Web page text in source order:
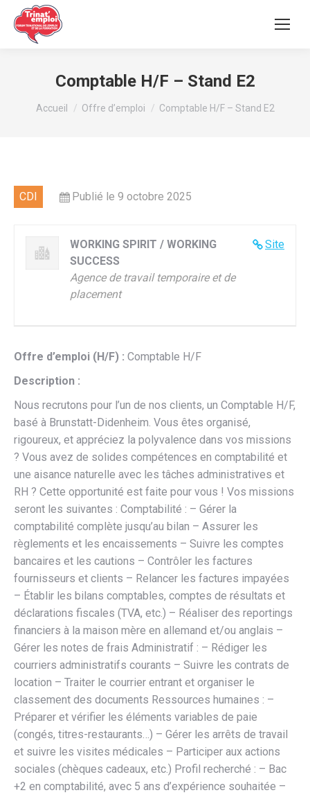
Comptable H/F – Stand E2
Vous êtes ici :
Accueil Offre d’emploi Comptable H/F – Stand E2
CDI Publié le 9 octobre 2025
Site
WORKING SPIRIT / WORKING
SUCCESS
Agence de travail temporaire et de
placement
Offre d’emploi (H/F) : Comptable H/F
Description :
Nous recrutons pour l’un de nos clients, un Comptable H/F,
basé à Brunstatt-Didenheim. Vous êtes organisé,
rigoureux, et appréciez la polyvalence dans vos missions
? Vous avez de solides compétences en comptabilité et
une aisance naturelle avec les tâches administratives et
RH ? Cette opportunité est faite pour vous ! Vos missions
seront les suivantes : Comptabilité : – Gérer la
comptabilité complète jusqu’au bilan – Assurer les
règlements et les encaissements – Suivre les comptes
bancaires et les cautions – Contrôler les factures
fournisseurs et clients – Relancer les factures impayées
– Établir les bilans comptables, comptes de résultats et
déclarations fiscales (TVA, etc.) – Réaliser des reportings
financiers à la maison mère en allemand et/ou anglais –
Gérer les notes de frais Administratif : – Rédiger les
courriers administratifs courants – Suivre les contrats de
location – Traiter le courrier entrant et organiser le
classement des documents Ressources humaines : –
Préparer et vérifier les éléments variables de paie
(congés, titres-restaurants…) – Gérer les arrêts de travail
et suivre les visites médicales – Participer aux actions
sociales (chèques cadeaux, etc.) Profil recherché : – Bac
+2 en comptabilité, avec 5 ans d’expérience souhaitée –